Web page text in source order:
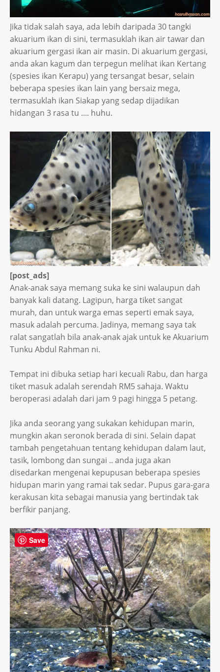
Jika tidak salah saya, ada lebih daripada 30 tangki
akuarium ikan di sini, termasuklah ikan air tawar dan
akuarium gergasi ikan air masin. Di akuarium gergasi,
anda akan kagum dan terpegun melihat ikan Kertang
(spesies ikan Kerapu) yang tersangat besar, selain
beberapa spesies ikan lain yang bersaiz mega,
termasuklah ikan Siakap yang sedap dijadikan
hidangan 3 rasa tu .... huhu.
[post_ads]
Anak-anak saya memang suka ke sini walaupun dah
banyak kali datang. Lagipun, harga tiket sangat
murah, dan untuk warga emas seperti emak saya,
masuk adalah percuma. Jadinya, memang saya tak
ralat sangatlah bila anak-anak ajak untuk ke Akuarium
Tunku Abdul Rahman ni.
Tempat ini dibuka setiap hari kecuali Rabu, dan harga
tiket masuk adalah serendah RM5 sahaja. Waktu
beroperasi adalah dari jam 9 pagi hingga 5 petang.
Jika anda seorang yang sukakan kehidupan marin,
mungkin akan seronok berada di sini. Selain dapat
tambah pengetahuan tentang kehidupan dalam laut,
tasik, lombong dan sungai .. anda juga akan
disedarkan mengenai kepupusan beberapa spesies
hidupan marin yang ramai tak sedar. Pupus gara-gara
kerakusan kita sebagai manusia yang bertindak tak
berfikir panjang.
Save